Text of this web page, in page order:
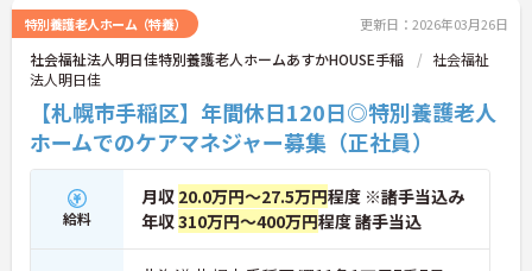
ジに応じて長くお仕事を続けていくことができます
◎
ご興味のある方は、マイナビ介護職までお問い合わ
せください。
特別養護老人ホーム（特養） 更新日：2026年03月26日
社会福祉法人明日佳特別養護老人ホームあすかHOUSE手稲
社会福祉
法人明日佳
【札幌市手稲区】年間休日120日◎特別養護老人
ホームでのケアマネジャー募集（正社員）
給料
月収 20.0万円～27.5万円程度 ※諸手当込み
年収310万円～400万円程度 諸手当込